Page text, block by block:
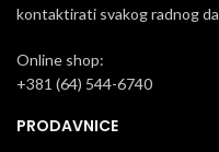
kontaktirati svakog radnog
Online shop:
+381 (64) 544-6740
PRODAVNICE